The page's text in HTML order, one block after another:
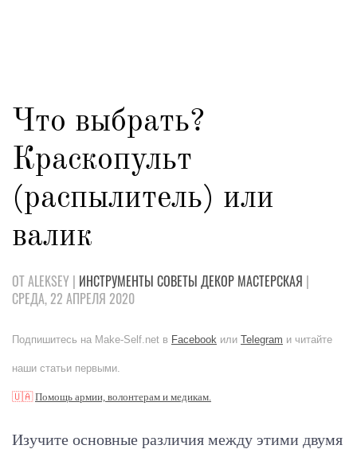
Что выбрать?
Краскопульт
(распылитель) или
валик
ОТ ALEKSEY | ИНСТРУМЕНТЫ СОВЕТЫ ДЕКОР МАСТЕРСКАЯ |
СРЕДА, 22 АПРЕЛЯ 2020
Подпишитесь на Make-Self.net в Facebook или Telegram и читайте
наши статьи первыми.
🇺🇦Помощь армии, волонтерам и медикам.
Изучите основные различия между этими двумя